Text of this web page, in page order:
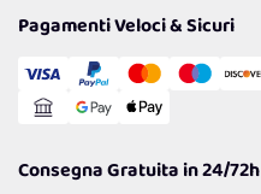
Cookie Policy
Gestisci Cookie
Reso Facile e Veloce
Pagamenti Veloci & Sicuri
Consegna Gratuita in 24/72h